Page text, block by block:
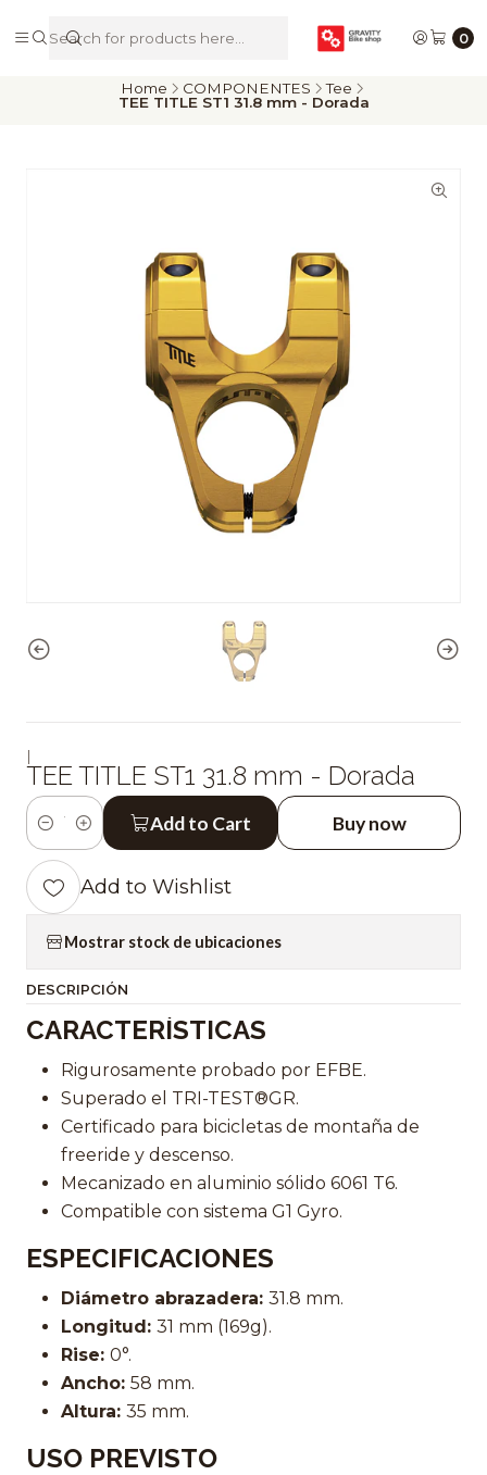
0
De Riders para Riders
Home COMPONENTES
Tee
TEE TITLE ST1 31.8 mm - Dorada
|
TEE TITLE ST1 31.8 mm - Dorada
Quantity
Add to Cart Buy now
Add to Wishlist
Mostrar stock de ubicaciones
DESCRIPCIÓN
CARACTERÍSTICAS
Rigurosamente probado por EFBE.
Superado el TRI-TEST®GR.
Certificado para bicicletas de montaña de
freeride y descenso.
Mecanizado en aluminio sólido 6061 T6.
Compatible con sistema G1 Gyro.
ESPECIFICACIONES
Diámetro abrazadera: 31.8 mm.
Longitud: 31 mm (169g).
Rise: 0°.
Ancho: 58 mm.
Altura: 35 mm.
USO PREVISTO